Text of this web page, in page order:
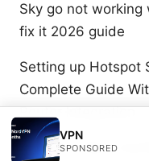
Sky go not
fix it 2026 guide
Setting up Hotspot
Complete Guide
Router Integration
How Do I Get a
VPN
SPONSORED